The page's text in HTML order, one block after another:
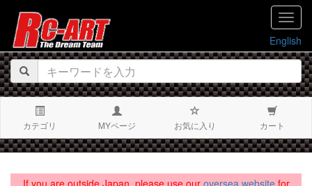
English
カテゴリ MYページ お気に入り カート
If you are outside Japan, please use our oversea websitefor